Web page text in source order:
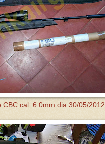
CBC cal. 6.0mm dia 30/05/2012